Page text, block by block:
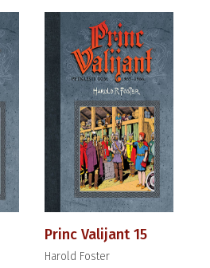
Princ Valijant 15
Harold Foster